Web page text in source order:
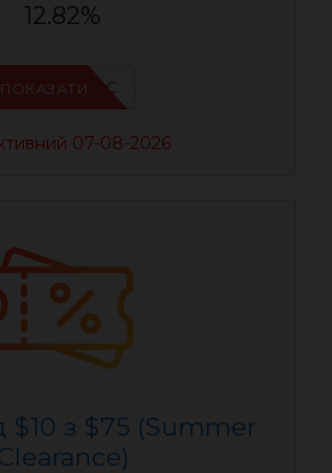
12.82%
IFPC24DC
ПОКАЗАТИ
07-08-2026
з $75 (Summer